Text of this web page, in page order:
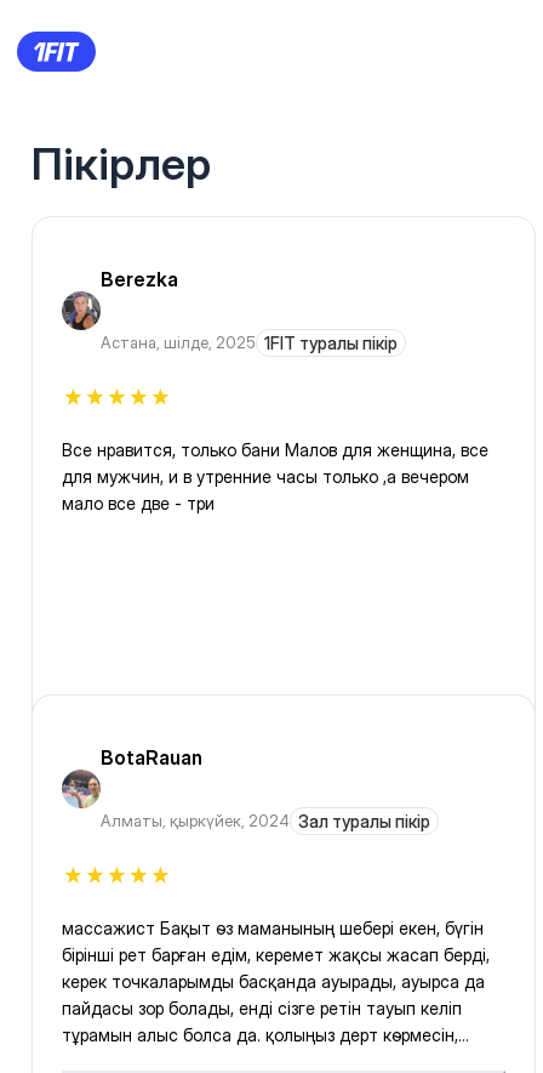
Пікірлер
Berezka
Астана, шілде, 2025 1FIT туралы пікір
Все нравится, только бани Малов для женщина, все
для мужчин, и в утренние часы только ,а вечером
мало все две - три
BotaRauan
Алматы, қыркүйек, 2024 Зал туралы пікір
массажист Бақыт өз маманының шебері екен, бүгін
бірінші рет барған едім, керемет жақсы жасап берді,
керек точкаларымды басқанда ауырады, ауырса да
пайдасы зор болады, енді сізге ретін тауып келіп
тұрамын алыс болса да. қолыңыз дерт көрмесін,